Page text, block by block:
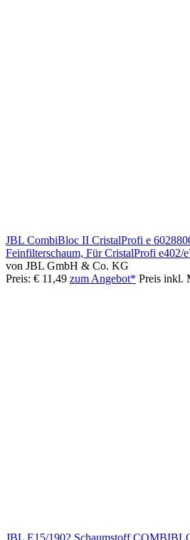
JBL CombiBloc II CristalProfi e
Feinfilterschaum, Für CristalProfi e402/
von JBL GmbH & Co. KG
Preis: € 11,49 zum Angebot* Preis inkl.
JBL E15/1902 Schaumstoff